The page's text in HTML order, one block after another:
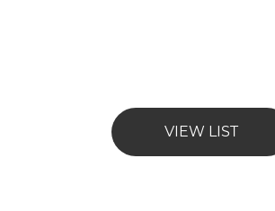
VIEW LIST